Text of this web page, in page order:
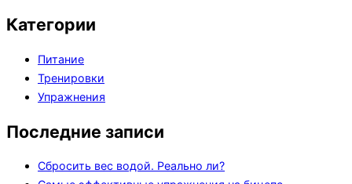
Категории
Питание
Тренировки
Упражнения
Последние записи
Сбросить вес водой. Реально ли?